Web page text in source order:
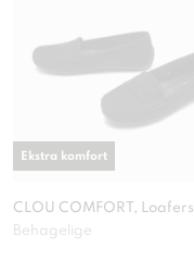
CLOU COMFORT, Loafers
Behagelige
Ekstra komfort